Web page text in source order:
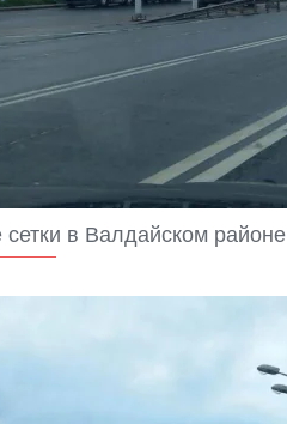
в Валдайском районе